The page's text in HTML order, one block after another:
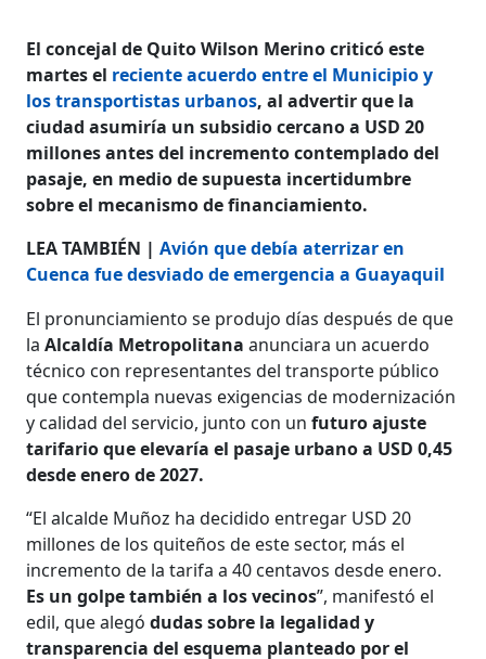
El concejal de Quito Wilson Merino criticó este
martes el reciente acuerdo entre el Municipio y
los transportistas urbanos, al advertir que la
ciudad asumiría un subsidio cercano a USD 20
millones antes del incremento contemplado del
pasaje, en medio de supuesta incertidumbre
sobre el mecanismo de financiamiento.
LEA TAMBIÉN |Avión que debía aterrizar en
Cuenca fue desviado de emergencia a Guayaquil
El pronunciamiento se produjo días después de que
laAlcaldía Metropolitana anunciara un acuerdo
técnico con representantes del transporte público
que contempla nuevas exigencias de modernización
y calidad del servicio, junto con unfuturo ajuste
tarifario que elevaría el pasaje urbano a USD 0,45
desde enero de 2027.
“El alcalde Muñoz ha decidido entregar USD 20
millones de los quiteños de este sector, más el
incremento de la tarifa a 40 centavos desde enero.
Es un golpe también a los vecinos”, manifestó el
edil, que alegódudas sobre la legalidad y
transparencia del esquema planteado por el